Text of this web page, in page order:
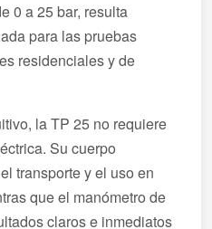
0 a 25 bar, resulta
para las pruebas
residenciales y de
la TP 25 no requiere
Su cuerpo
transporte y el uso en
que el manómetro de
claros e inmediatos